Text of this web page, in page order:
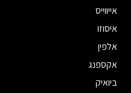
אייווייס
איסוזו
אלפין
אקספנג
ביואיק